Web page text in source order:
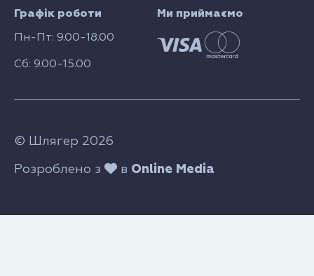
Графік роботи
Пн-Пт: 9.00-18.00
Сб: 9.00-15.00
Ми приймаємо
© Шлягер 2026
Розроблено з в Online Media